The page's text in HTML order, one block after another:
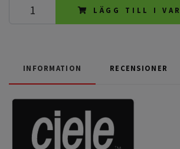
LÄGG TILL I
INFORMATION RECENSIONER